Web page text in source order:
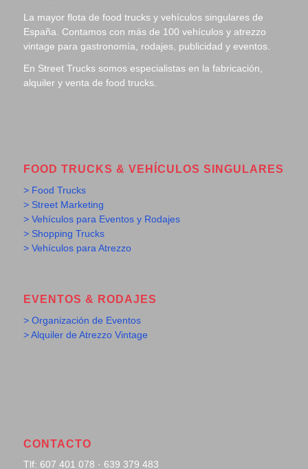
La mayor flota de food trucks y vehículos singulares de
España. Contamos con más de 100 vehículos y atrezzo
vintage para gastronomía, rodajes, publicidad y eventos.
En Street Trucks somos especialistas en la fabricación,
alquiler y venta de food trucks.
FOOD TRUCKS & VEHÍCULOS SINGULARES
> Food Trucks
> Street Marketing
> Vehículos para Eventos y Rodajes
> Shopping Trucks
> Vehículos para Atrezzo
EVENTOS & RODAJES
> Organización de Eventos
> Alquiler de Atrezzo Vintage
CONTACTO
Tlf: 607 401 078 · 639 379 483